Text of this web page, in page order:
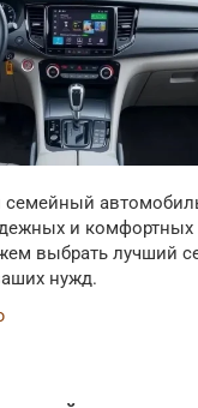
и комфортных
выбрать лучший
нужд.